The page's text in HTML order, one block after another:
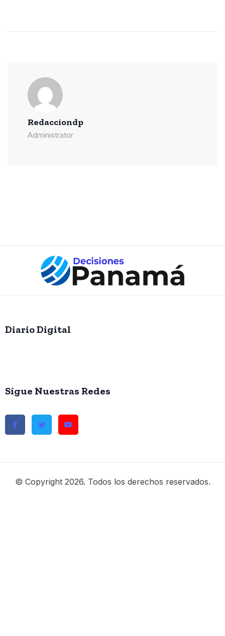
Redacciondp
Administrator
Diario Digital
Sígue Nuestras Redes
© Copyright 2026. Todos los derechos reservados.